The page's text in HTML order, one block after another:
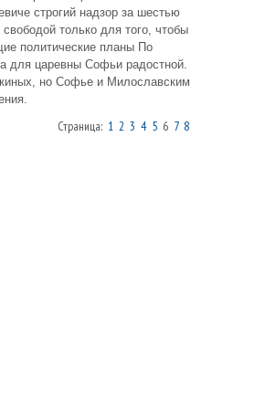
строгий надзор за шестью
только для того, чтобы
политические планы По
для царевны Софьи радостной.
но Софье и Милославским
Страница: 1 2 3 4 56 7 8